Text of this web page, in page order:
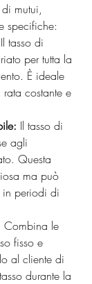
mutui,
specifiche:
Il tasso di
per tutta la
È ideale
costante e
Il tasso di
agli
Questa
ma può
in periodi di
Combina le
fisso e
al cliente di
durante la